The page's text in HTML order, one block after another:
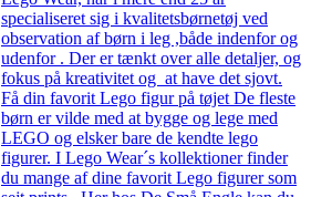
specialiseret sig i kvalitetsbørnetøj ved
observation af børn i leg ,både indenfor og
udenfor . Der er tænkt over alle detaljer, og
fokus på kreativitet og at have det sjovt.
Få din favorit Lego figur på tøjet De fleste
børn er vilde med at bygge og lege med
LEGO og elsker bare de kendte lego
figurer. I Lego Wear´s kollektioner finder
du mange af dine favorit Lego figurer som